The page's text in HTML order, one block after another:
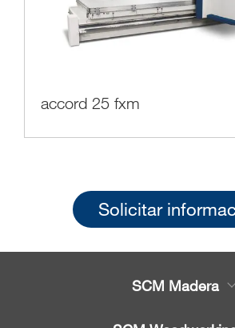
accord 25 fxm
Solicitar
SCM Madera